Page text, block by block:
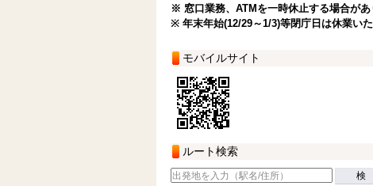
※ 窓口業務、ATMを一時休止する場合があ
※ 年末年始(12/29～1/3)等閉庁日は休業いた
モバイルサイト
ルート検索
検